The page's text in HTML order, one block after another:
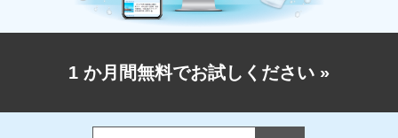
1 か月間無料でお試しください »